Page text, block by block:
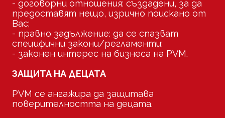
- договорни отношения: създадени, за да
предоставят нещо, изрично поискано от
Вас;
- правно задължение: да се спазват
специфични закони/регламенти;
- законен интерес на бизнеса на PVM.
ЗАЩИТА НА ДЕЦАТА
PVM се ангажира да защитава
поверителността на децата.